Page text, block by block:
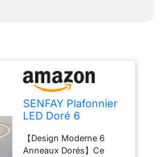
SENFAY Plafonnier
LED Doré 6
Lampe Plafond
Moderne Dimmable
【Design Moderne 6
Anneaux Dorés】Ce